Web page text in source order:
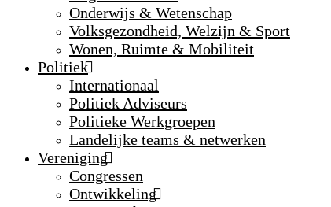
Onderwijs & Wetenschap
Volksgezondheid, Welzijn & Sport
Wonen, Ruimte & Mobiliteit
Politiek
Internationaal
Politiek Adviseurs
Politieke Werkgroepen
Landelijke teams & netwerken
Vereniging
Congressen
Ontwikkeling